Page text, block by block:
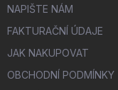
NAPIŠTE NÁM
FAKTURAČNÍ ÚDAJE
JAK NAKUPOVAT
OBCHODNÍ PODMÍNKY